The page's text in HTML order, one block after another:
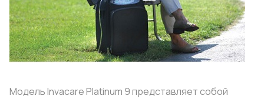
Модель Invacare Platinum 9 представляет собой